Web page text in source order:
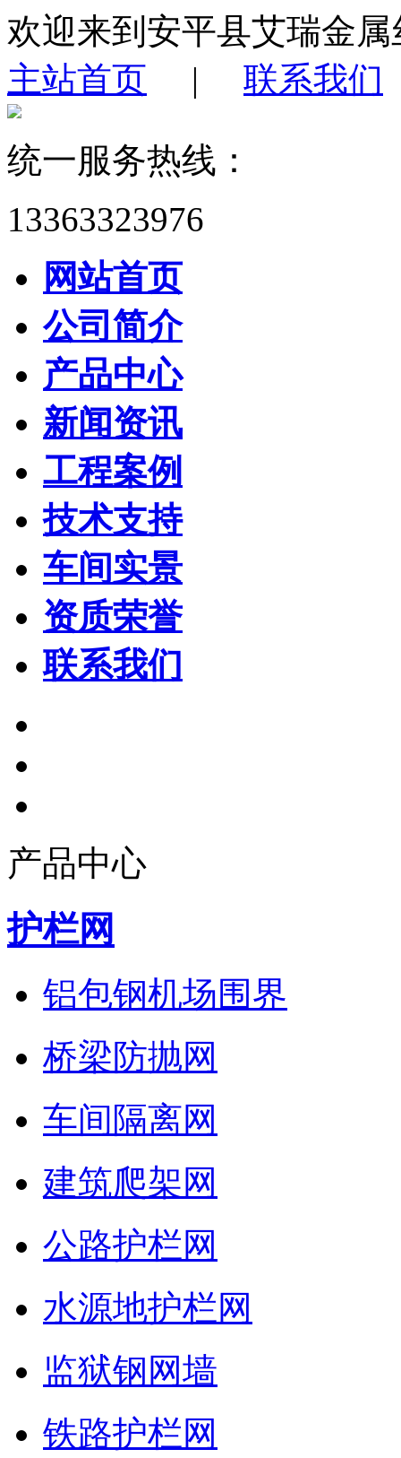
欢迎来到安平县艾瑞金
主站首页 | 联系我们
统一服务热线：
13363323976
网站首页
公司简介
产品中心
新闻资讯
工程案例
技术支持
车间实景
资质荣誉
联系我们
产品中心
护栏网
铝包钢机场围界
桥梁防抛网
车间隔离网
建筑爬架网
公路护栏网
水源地护栏网
监狱钢网墙
铁路护栏网